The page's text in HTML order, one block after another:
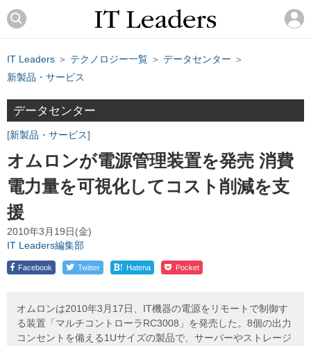
IT Leaders ＞ テクノロジー一覧 ＞ データセンター ＞
新製品・サービス
データセンター
新製品・サービス
オムロンが電源管理装置を発売 消費
電力量を可視化してコスト削減を支
援
2010年3月19日(金)
IT Leaders編集部
Facebook Twitter ! Hatena Pocket
オムロンは2010年3月17日、IT機器の電源をリモートで制御す
る装置「マルチコントローラRC3008」を発売した。8個の出力
コンセントを備える1Uサイズの製品で、サーバーやストレージ